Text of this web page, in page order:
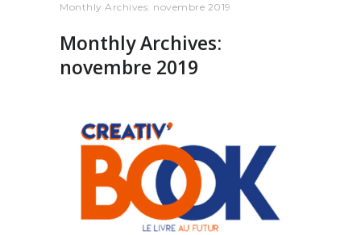
Monthly Archives: novembre 2019
Monthly Archives:
novembre 2019